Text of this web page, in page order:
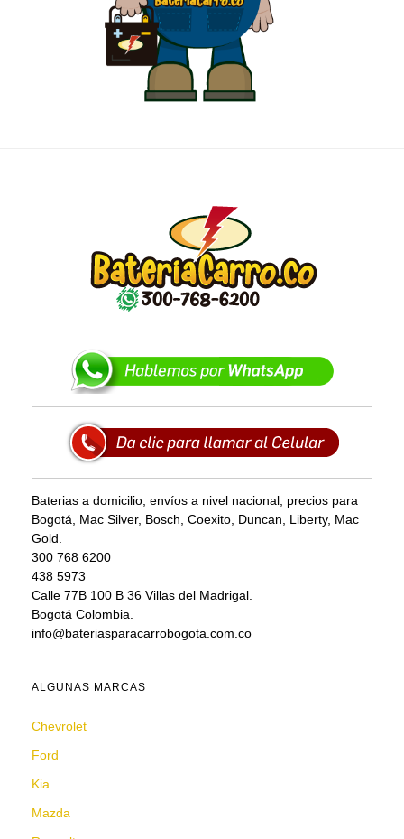
Baterias a domicilio, envíos a nivel nacional, precios para
Bogotá, Mac Silver, Bosch, Coexito, Duncan, Liberty, Mac
Gold.
300 768 6200
438 5973
Calle 77B 100 B 36 Villas del Madrigal.
Bogotá Colombia.
info@bateriasparacarrobogota.com.co
ALGUNAS MARCAS
Chevrolet
Ford
Kia
Mazda